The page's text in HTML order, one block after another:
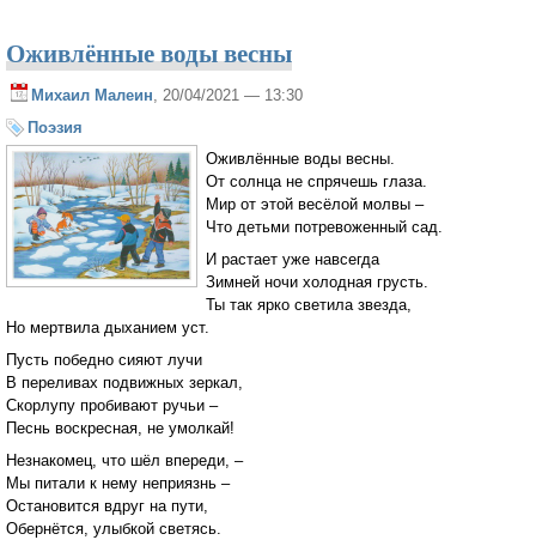
Оживлённые воды весны
Михаил Малеин , 20/04/2021 — 13:30
Поэзия
Оживлённые воды весны.
От солнца не спрячешь глаза.
Мир от этой весёлой молвы –
Что детьми потревоженный сад.
И растает уже навсегда
Зимней ночи холодная грусть.
Ты так ярко светила звезда,
Но мертвила дыханием уст.
Пусть победно сияют лучи
В переливах подвижных зеркал,
Скорлупу пробивают ручьи –
Песнь воскресная, не умолкай!
Незнакомец, что шёл впереди, –
Мы питали к нему неприязнь –
Остановится вдруг на пути,
Обернётся, улыбкой светясь.